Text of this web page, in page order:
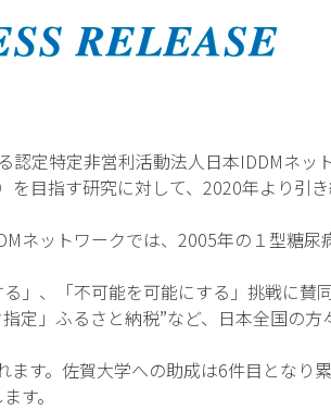
定特定非営利活動法人日本IDDMネッ
目指す研究に対して、2020年より引
ネットワークでは、2005年の１型糖尿
」、「不可能を可能にする」挑戦に賛
定」ふるさと納税”など、日本全国の
す。佐賀大学への助成は6件目となり
す。